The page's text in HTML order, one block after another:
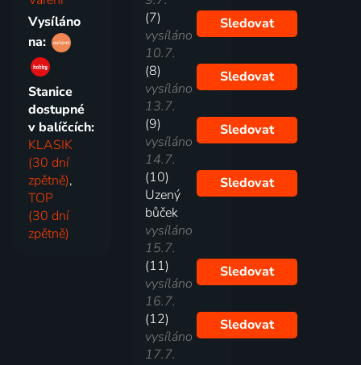
Vysíláno
na:
Stanice
dostupné
v balíčcích:
KLASIK
(30 dní
zpětně),
TOP
(30 dní
zpětně)
(7)
vysíláno
10.7.
Sledovat
(8)
vysíláno
13.7.
Sledovat
(9)
vysíláno
14.7.
Sledovat
(10)
Uzený
bůček
vysíláno
15.7.
Sledovat
(11)
vysíláno
16.7.
Sledovat
(12)
vysíláno
17.7.
Sledovat